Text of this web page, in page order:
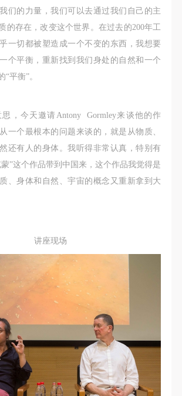
们的力量，我们可以去通过我们自己的主
的存在，改变这个世界。在过去的200年工
一切都被塑造成一个不变的东西，我想要
个平衡，重新找到我们身处的自然和一个
平衡”。
，今天邀请Antony Gormley来谈他的作
一个最根本的问题来谈的，就是从物质、
还有人的身体。我听得非常认真，特别有
”这个作品带到中国来，这个作品我觉得是
、身体和自然、宇宙的概念又重新拿到大
讲座现场